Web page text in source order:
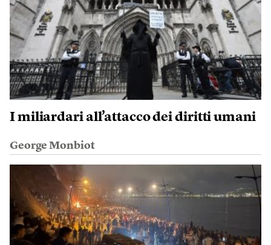
I miliardari all’attacco dei diritti umani
George Monbiot